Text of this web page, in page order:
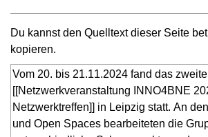
Du kannst den Quelltext dieser Seite
kopieren.